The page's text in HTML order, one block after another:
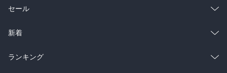
総合
ラノベ
雑誌・グラビア
セール
総合
ラノベ
新着
総合
ランキング